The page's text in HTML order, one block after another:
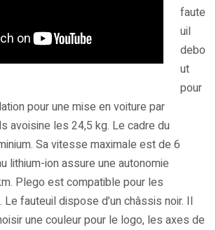
faute
uil
debo
ut
pour
pour une mise en voiture par
avoisine les 24,5 kg. Le cadre du
Sa vitesse maximale est de 6
lithium-ion assure une autonomie
Plego est compatible pour les
fauteuil dispose d’un châssis noir. Il
une couleur pour le logo, les axes de